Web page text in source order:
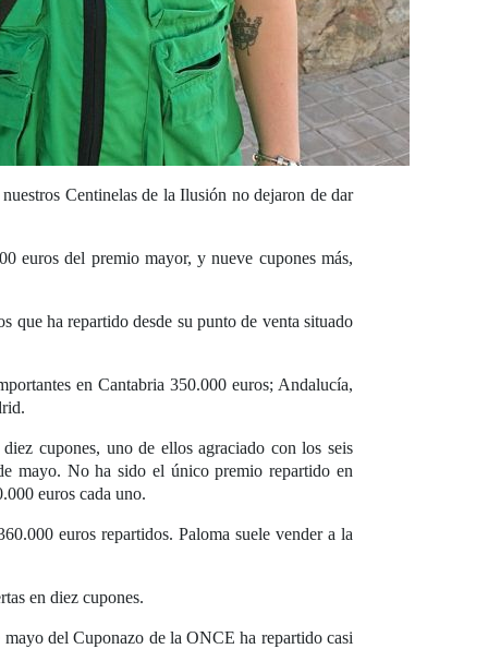
Centinelas de la Ilusión no dejaron de dar
euros del premio mayor, y nueve cupones más,
que ha repartido desde su punto de venta situado
en Cantabria 350.000 euros; Andalucía,
cupones, uno de ellos agraciado con los seis
mayo. No ha sido el único premio repartido en
euros cada uno.
euros repartidos. Paloma suele vender a la
en diez cupones.
del Cuponazo de la ONCE ha repartido casi